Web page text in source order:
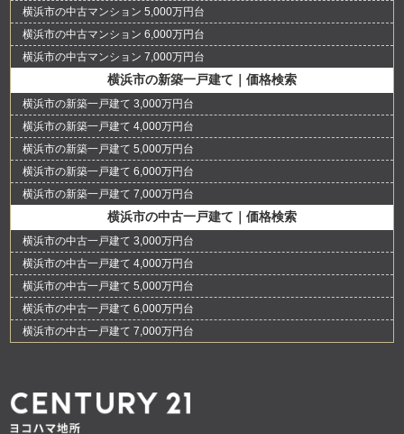
横浜市の中古マンション 5,000万円台
横浜市の中古マンション 6,000万円台
横浜市の中古マンション 7,000万円台
横浜市の新築一戸建て｜価格検索
横浜市の新築一戸建て 3,000万円台
横浜市の新築一戸建て 4,000万円台
横浜市の新築一戸建て 5,000万円台
横浜市の新築一戸建て 6,000万円台
横浜市の新築一戸建て 7,000万円台
横浜市の中古一戸建て｜価格検索
横浜市の中古一戸建て 3,000万円台
横浜市の中古一戸建て 4,000万円台
横浜市の中古一戸建て 5,000万円台
横浜市の中古一戸建て 6,000万円台
横浜市の中古一戸建て 7,000万円台